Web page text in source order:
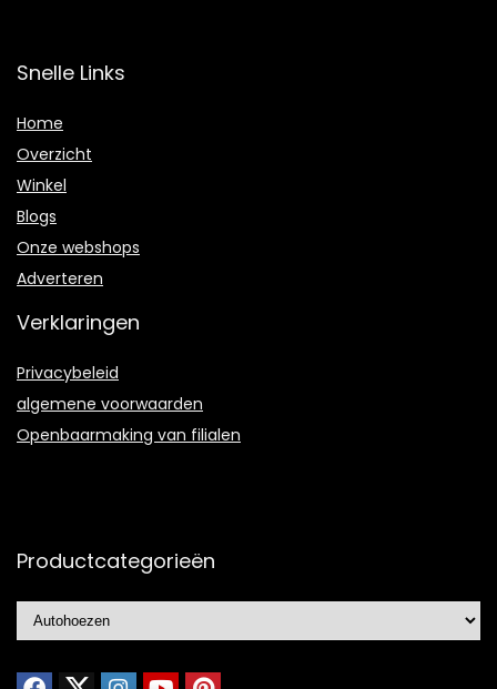
Snelle Links
Home
Overzicht
Winkel
Blogs
Onze webshops
Adverteren
Verklaringen
Privacybeleid
algemene voorwaarden
Openbaarmaking van filialen
Productcategorieën